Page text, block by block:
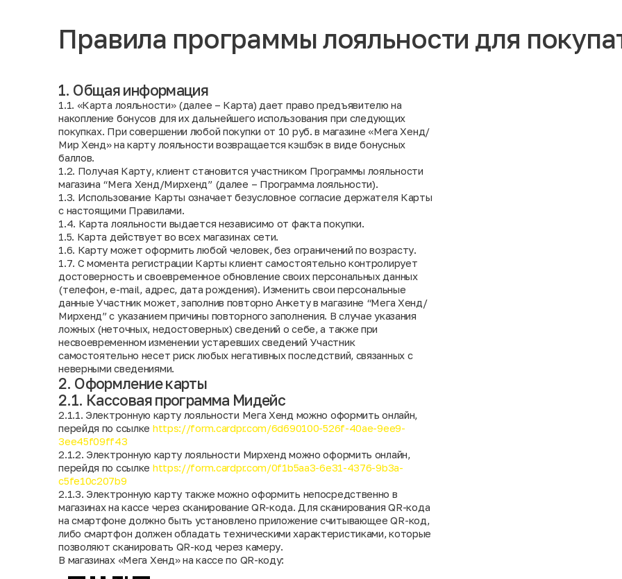
Правила программы лояльности для
1. Общая информация
1.1. «Карта лояльности» (далее – Карта) дает право предъявителю на
накопление бонусов для их дальнейшего использования при следующих
покупках. При совершении любой покупки от 10 руб. в магазине «Мега Хенд/
Мир Хенд» на карту лояльности возвращается кэшбэк в виде бонусных
баллов.
1.2. Получая Карту, клиент становится участником Программы лояльности
магазина “Мега Хенд/Мирхенд” (далее – Программа лояльности).
1.3. Использование Карты означает безусловное согласие держателя Карты
с настоящими Правилами.
1.4. Карта лояльности выдается независимо от факта покупки.
1.5. Карта действует во всех магазинах сети.
1.6. Карту может оформить любой человек, без ограничений по возрасту.
1.7. С момента регистрации Карты клиент самостоятельно контролирует
достоверность и своевременное обновление своих персональных данных
(телефон, e-mail, адрес, дата рождения). Изменить свои персональные
данные Участник может, заполнив повторно Анкету в магазине “Мега Хенд/
Мирхенд” с указанием причины повторного заполнения. В случае указания
ложных (неточных, недостоверных) сведений о себе, а также при
несвоевременном изменении устаревших сведений Участник
самостоятельно несет риск любых негативных последствий, связанных с
неверными сведениями.
2. Оформление карты
2.1. Кассовая программа Мидейс
2.1.1. Электронную карту лояльности Мега Хенд можно оформить онлайн,
перейдя по ссылке https://form.cardpr.com/6d690100-526f-40ae-9ee9-
3ee45f09ff43
2.1.2. Электронную карту лояльности Мирхенд можно оформить онлайн,
перейдя по ссылке https://form.cardpr.com/0f1b5aa3-6e31-4376-9b3a-
c5fe10c207b9
2.1.3. Электронную карту также можно оформить непосредственно в
магазинах на кассе через сканирование QR-кода. Для сканирования QR-кода
на смартфоне должно быть установлено приложение считывающее QR-код,
либо смартфон должен обладать техническими характеристиками, которые
позволяют сканировать QR-код через камеру.
В магазинах «Мега Хенд» на кассе по QR-коду: